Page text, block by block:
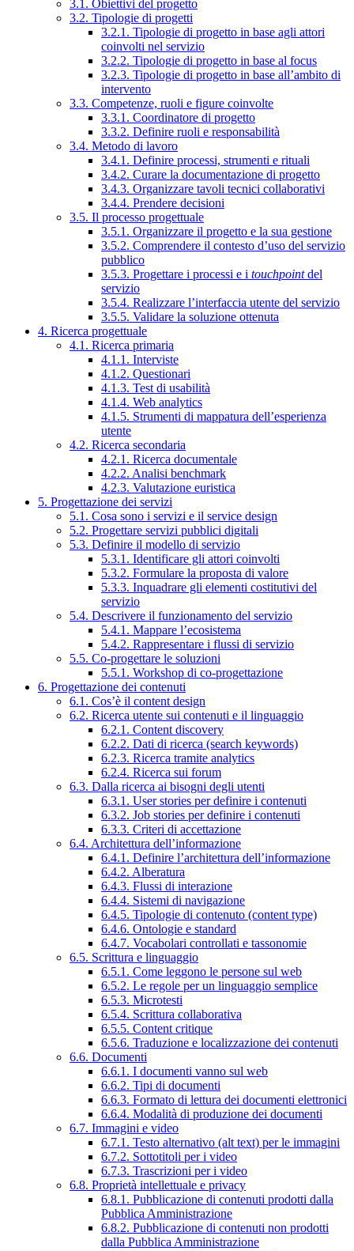
3.1. Obiettivi del progetto
3.2. Tipologie di progetti
3.2.1. Tipologie di progetto in base agli attori
coinvolti nel servizio
3.2.2. Tipologie di progetto in base al focus
3.2.3. Tipologie di progetto in base all’ambito di
intervento
3.3. Competenze, ruoli e figure coinvolte
3.3.1. Coordinatore di progetto
3.3.2. Definire ruoli e responsabilità
3.4. Metodo di lavoro
3.4.1. Definire processi, strumenti e rituali
3.4.2. Curare la documentazione di progetto
3.4.3. Organizzare tavoli tecnici collaborativi
3.4.4. Prendere decisioni
3.5. Il processo progettuale
3.5.1. Organizzare il progetto e la sua gestione
3.5.2. Comprendere il contesto d’uso del servizio
pubblico
3.5.3. Progettare i processi e i touchpointdel
servizio
3.5.4. Realizzare l’interfaccia utente del servizio
3.5.5. Validare la soluzione ottenuta
4. Ricerca progettuale
4.1. Ricerca primaria
4.1.1. Interviste
4.1.2. Questionari
4.1.3. Test di usabilità
4.1.4. Web analytics
4.1.5. Strumenti di mappatura dell’esperienza
utente
4.2. Ricerca secondaria
4.2.1. Ricerca documentale
4.2.2. Analisi benchmark
4.2.3. Valutazione euristica
5. Progettazione dei servizi
5.1. Cosa sono i servizi e il service design
5.2. Progettare servizi pubblici digitali
5.3. Definire il modello di servizio
5.3.1. Identificare gli attori coinvolti
5.3.2. Formulare la proposta di valore
5.3.3. Inquadrare gli elementi costitutivi del
servizio
5.4. Descrivere il funzionamento del servizio
5.4.1. Mappare l’ecosistema
5.4.2. Rappresentare i flussi di servizio
5.5. Co-progettare le soluzioni
5.5.1. Workshop di co-progettazione
6. Progettazione dei contenuti
6.1. Cos’è il content design
6.2. Ricerca utente sui contenuti e il linguaggio
6.2.1. Content discovery
6.2.2. Dati di ricerca (search keywords)
6.2.3. Ricerca tramite analytics
6.2.4. Ricerca sui forum
6.3. Dalla ricerca ai bisogni degli utenti
6.3.1. User stories per definire i contenuti
6.3.2. Job stories per definire i contenuti
6.3.3. Criteri di accettazione
6.4. Architettura dell’informazione
6.4.1. Definire l’architettura dell’informazione
6.4.2. Alberatura
6.4.3. Flussi di interazione
6.4.4. Sistemi di navigazione
6.4.5. Tipologie di contenuto (content type)
6.4.6. Ontologie e standard
6.4.7. Vocabolari controllati e tassonomie
6.5. Scrittura e linguaggio
6.5.1. Come leggono le persone sul web
6.5.2. Le regole per un linguaggio semplice
6.5.3. Microtesti
6.5.4. Scrittura collaborativa
6.5.5. Content critique
6.5.6. Traduzione e localizzazione dei contenuti
6.6. Documenti
6.6.1. I documenti vanno sul web
6.6.2. Tipi di documenti
6.6.3. Formato di lettura dei documenti elettronici
6.6.4. Modalità di produzione dei documenti
6.7. Immagini e video
6.7.1. Testo alternativo (alt text) per le immagini
6.7.2. Sottotitoli per i video
6.7.3. Trascrizioni per i video
6.8. Proprietà intellettuale e privacy
6.8.1. Pubblicazione di contenuti prodotti dalla
Pubblica Amministrazione
6.8.2. Pubblicazione di contenuti non prodotti
dalla Pubblica Amministrazione